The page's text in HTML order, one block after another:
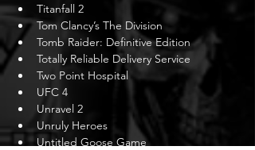
Titanfall 2
Tom Clancy’s The Division
Tomb Raider: Definitive Edition
Totally Reliable Delivery Service
Two Point Hospital
UFC 4
Unravel 2
Unruly Heroes
Untitled Goose Game